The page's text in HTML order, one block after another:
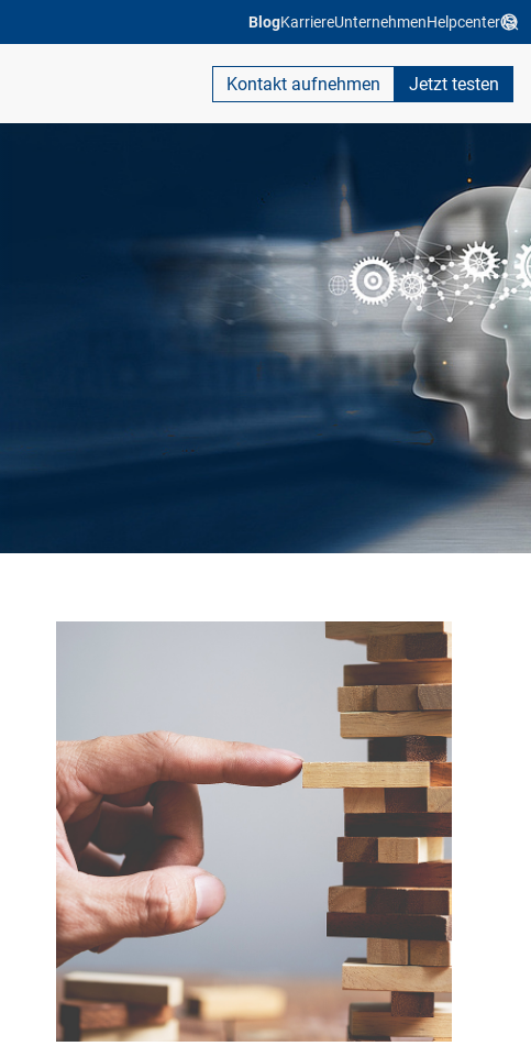
BlogKarriereUnternehmenHelpcenter
Kontakt aufnehmen Jetzt testen